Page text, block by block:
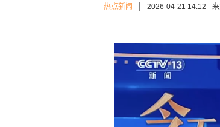
热点新闻 2026-04-21 14:12 来